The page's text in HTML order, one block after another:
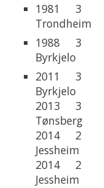
1981 3
Trondheim
1988 3
Byrkjelo
2011 3
Byrkjelo
2013 3
Tønsberg
2014 2
Jessheim
2014 2
Jessheim